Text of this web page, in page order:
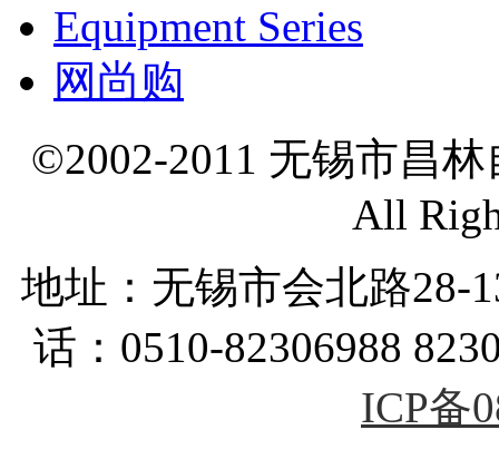
Equipment Series
网尚购
©2002-2011 无锡市昌
All
地址：无锡市会北路28-
话：0510-82306988
ICP备